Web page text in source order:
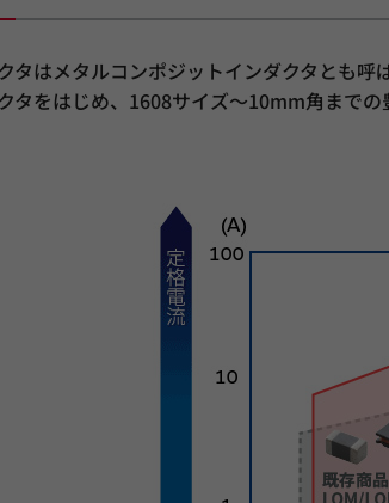
タはメタルコンポジットインダクタとも呼
タをはじめ、1608サイズ～10mm角まで